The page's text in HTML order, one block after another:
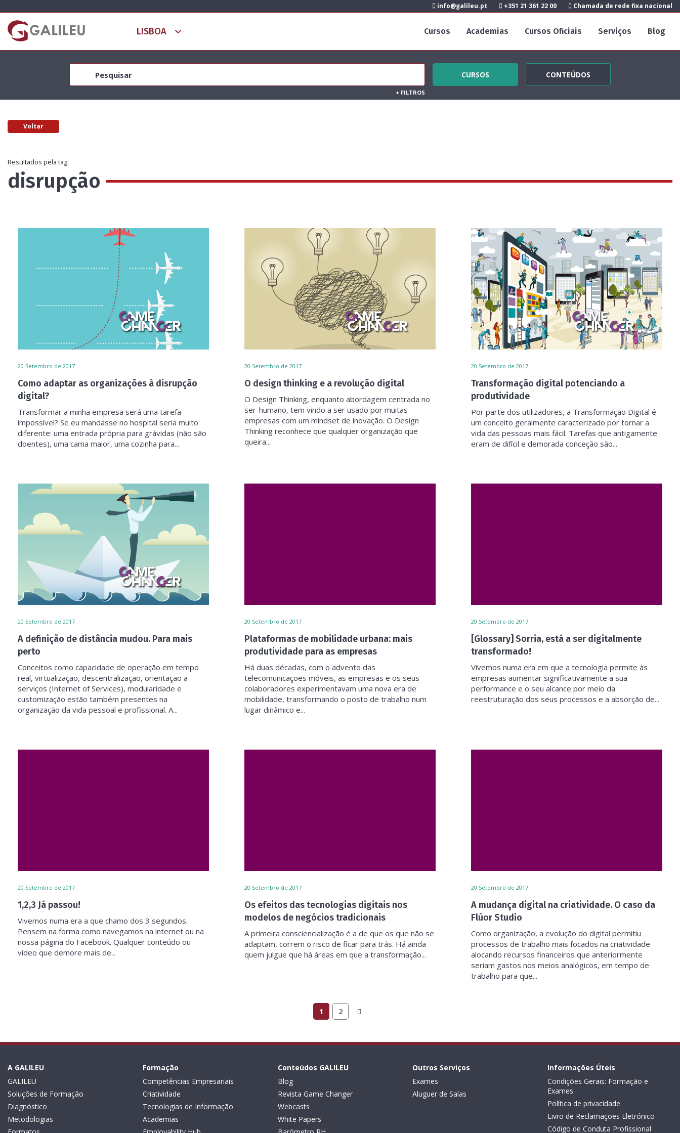
info@galileu.pt +351 21 361 22 00 Chamada de rede fixa nacional
Cursos Academias Cursos Oficiais Serviços Blog
CURSOS CONTEÚDOS
+ FILTROS
Voltar
Resultados pela tag:
disrupção
20 Setembro de 2017
Como adaptar as organizações à disrupção
digital?
Transformar a minha empresa será uma tarefa
impossível? Se eu mandasse no hospital seria muito
diferente: uma entrada própria para grávidas (não são
doentes), uma cama maior, uma cozinha para...
20 Setembro de 2017
O design thinking e a revolução digital
O Design Thinking, enquanto abordagem centrada no
ser-humano, tem vindo a ser usado por muitas
empresas com um mindset de inovação. O Design
Thinking reconhece que qualquer organização que
queira...
20 Setembro de 2017
Transformação digital potenciando a
produtividade
Por parte dos utilizadores, a Transformação Digital é
um conceito geralmente caracterizado por tornar a
vida das pessoas mais fácil. Tarefas que antigamente
eram de difícil e demorada conceção são...
20 Setembro de 2017
A definição de distância mudou. Para mais
perto
Conceitos como capacidade de operação em tempo
real, virtualização, descentralização, orientação a
serviços (Internet of Services), modularidade e
customização estão também presentes na
organização da vida pessoal e profissional. A...
20 Setembro de 2017
Plataformas de mobilidade urbana: mais
produtividade para as empresas
Há duas décadas, com o advento das
telecomunicações móveis, as empresas e os seus
colaboradores experimentavam uma nova era de
mobilidade, transformando o posto de trabalho num
lugar dinâmico e...
20 Setembro de 2017
[Glossary] Sorria, está a ser digitalmente
transformado!
Vivemos numa era em que a tecnologia permite às
empresas aumentar significativamente a sua
performance e o seu alcance por meio da
reestruturação dos seus processos e a absorção de...
20 Setembro de 2017
1,2,3 Já passou!
Vivemos numa era a que chamo dos 3 segundos.
Pensem na forma como navegamos na internet ou na
nossa página do Facebook. Qualquer conteúdo ou
vídeo que demore mais de...
20 Setembro de 2017
Os efeitos das tecnologias digitais nos
modelos de negócios tradicionais
A primeira consciencialização é a de que os que não se
adaptam, correm o risco de ficar para trás. Há ainda
quem julgue que há áreas em que a transformação...
20 Setembro de 2017
A mudança digital na criatividade. O caso da
Flúor Studio
Como organização, a evolução do digital permitiu
processos de trabalho mais focados na criatividade
alocando recursos financeiros que anteriormente
seriam gastos nos meios analógicos, em tempo de
trabalho para que...
1 2
A GALILEU
GALILEU
Soluções de Formação
Diagnóstico
Metodologias
Formação
Competências Empresariais
Criatividade
Tecnologias de Informação
Academias
Conteúdos GALILEU
Blog
Revista Game Changer
Webcasts
White Papers
Outros Serviços
Exames
Aluguer de Salas
Informações Úteis
Condições Gerais: Formação e
Exames
Política de privacidade
Livro de Reclamações Eletrónico
Código de Conduta Profissional